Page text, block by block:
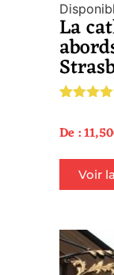
La
basé
client
De :11,50
Voir